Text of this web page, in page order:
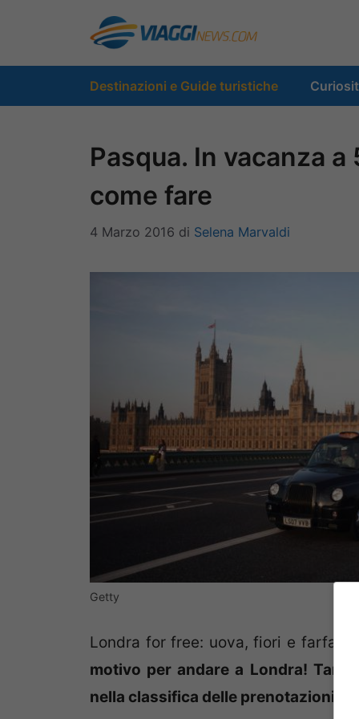
contenuto
Destinazioni e Guide turistiche
Pasqua. In vacanza
come fare
4 Marzo 2016 di Selena Marvaldi
Getty
Londra for free: uova, fiori e
motivo per andare a Londra!
nella classifica delle prenotazioni